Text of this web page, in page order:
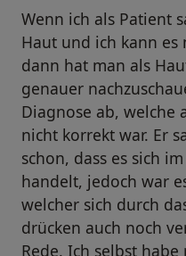
Wenn ich als Patient
Haut und ich kann
dann hat man als
genauer
Diagnose ab, welche
nicht korrekt war. Er
schon, dass es sich
handelt, jedoch war
welcher sich durch
drücken auch noch
Rede. Ich selbst